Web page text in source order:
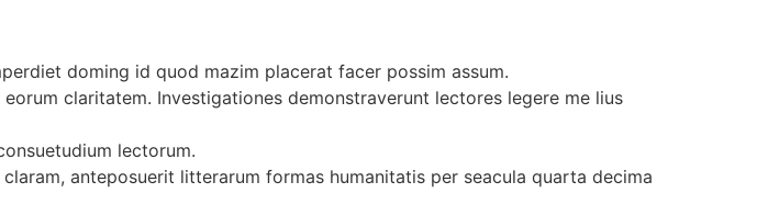
doming id quod mazim placerat facer possim assum.
claritatem. Investigationes demonstraverunt lectores legere me lius
lectorum.
anteposuerit litterarum formas humanitatis per seacula quarta decima